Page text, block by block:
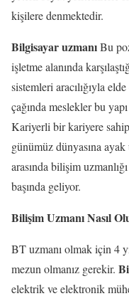
kişilere denmektedir.
Bilgisayar uzmanıBu
işletme alanında
sistemleri aracılığıyla
çağında meslekler bu
Kariyerli bir kariyere
günümüz dünyasına
arasında bilişim
başında geliyor.
Bilişim Uzmanı Nasıl
BT uzmanı olmak için 4
mezun olmanız gerekir.
elektrik ve elektronik